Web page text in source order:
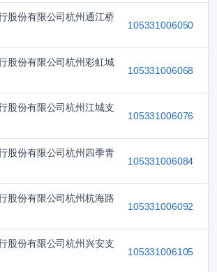
股份有限公司杭州通江桥
105331006050
股份有限公司杭州彩虹城
105331006068
股份有限公司杭州江城支
105331006076
股份有限公司杭州四季青
105331006084
股份有限公司杭州杭海路
105331006092
股份有限公司杭州兴安支
105331006105